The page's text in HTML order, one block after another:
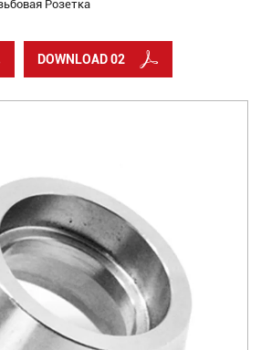
Розетка
DOWNLOAD 02